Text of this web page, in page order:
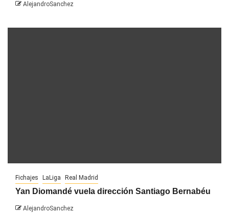
AlejandroSanchez
Fichajes LaLiga Real Madrid
Yan Diomandé vuela dirección Santiago Bernabéu
AlejandroSanchez